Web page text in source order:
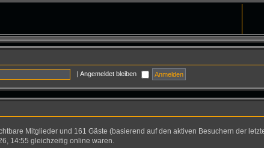
| Angemeldet bleiben
Mitglieder und 161 Gäste (basierend auf den aktiven Besuchern der
14:55 gleichzeitig online waren.